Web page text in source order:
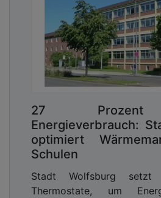
27 Prozent
Energieverbrauch:
optimiert
Schulen
Stadt Wolfsburg setzt
Thermostate, um